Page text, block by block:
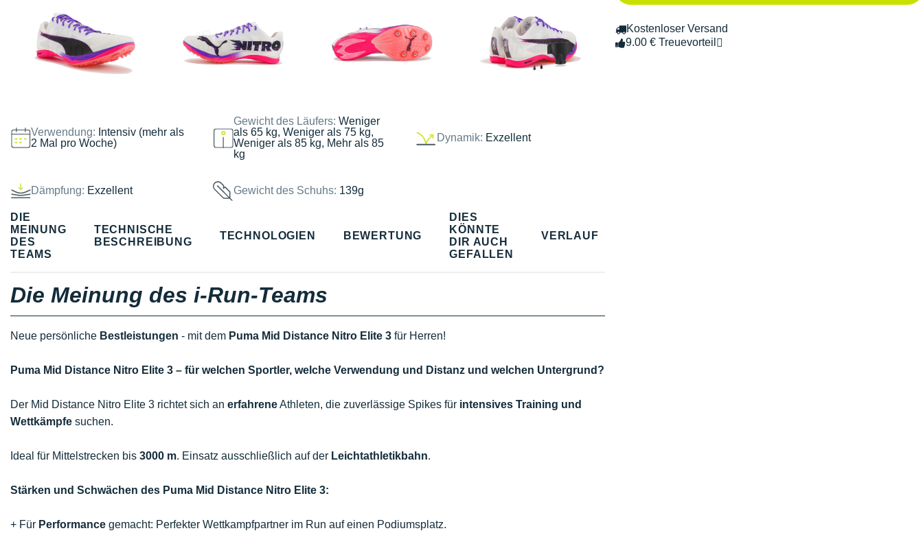
Verwendung: Intensiv (mehr als
2 Mal pro Woche)
Gewicht des Läufers:Weniger
als 65 kg, Weniger als 75 kg,
Weniger als 85 kg, Mehr als 85
kg
Dynamik: Exzellent
Dämpfung: Exzellent Gewicht des Schuhs: 139g
Kostenloser Versand
9.00 € Treuevorteil
DIE
MEINUNG
DES
TEAMS
TECHNISCHE
BESCHREIBUNG
TECHNOLOGIEN BEWERTUNG
DIES
KÖNNTE
DIR AUCH
GEFALLEN
VERLAUF
Die Meinung des i-Run-Teams
Neue persönliche Bestleistungen - mit dem Puma Mid Distance Nitro Elite 3 für Herren!
Puma Mid Distance Nitro Elite 3 – für welchen Sportler, welche Verwendung und Distanz und welchen Untergrund?
Der Mid Distance Nitro Elite 3 richtet sich an erfahreneAthleten, die zuverlässige Spikes für intensives Training und
Wettkämpfe suchen.
Ideal für Mittelstrecken bis 3000 m. Einsatz ausschließlich auf der Leichtathletikbahn.
Stärken und Schwächen des Puma Mid Distance Nitro Elite 3:
+ Für Performance gemacht: Perfekter Wettkampfpartner im Run auf einen Podiumsplatz.